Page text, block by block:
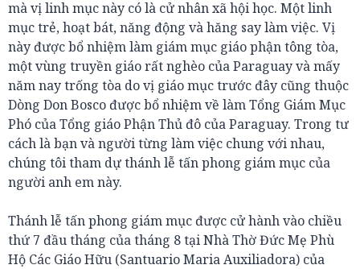
mà vị linh mục này có là cử nhân xã hội học. Một linh
mục trẻ, hoạt bát, năng động và hăng say làm việc. Vị
này được bổ nhiệm làm giám mục giáo phận tông tòa,
một vùng truyền giáo rất nghèo của Paraguay và mấy
năm nay trống tòa do vị giáo mục trước đây cũng thuộc
Dòng Don Bosco được bổ nhiệm về làm Tổng Giám Mục
Phó của Tổng giáo Phận Thủ đô của Paraguay. Trong tư
cách là bạn và người từng làm việc chung với nhau,
chúng tôi tham dự thánh lễ tấn phong giám mục của
người anh em này.
Thánh lễ tấn phong giám mục được cử hành vào chiều
thứ 7 đầu tháng của tháng 8 tại Nhà Thờ Đức Mẹ Phù
Hộ Các Giáo Hữu (Santuario Maria Auxiliadora) của